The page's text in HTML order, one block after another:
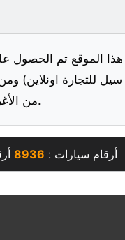
الموقع تم الحصول
للتجارة اونلاين)
من الأغراض المعلنة شخصيا والقيام بالفحص قبل الشراء.
أرقام سيارات : 8936